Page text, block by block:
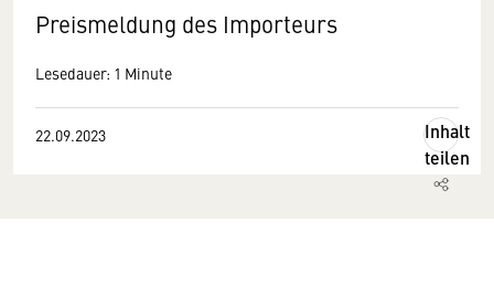
Preismeldung des Importeurs
Lesedauer: 1 Minute
22.09.2023
Inhalt
teilen